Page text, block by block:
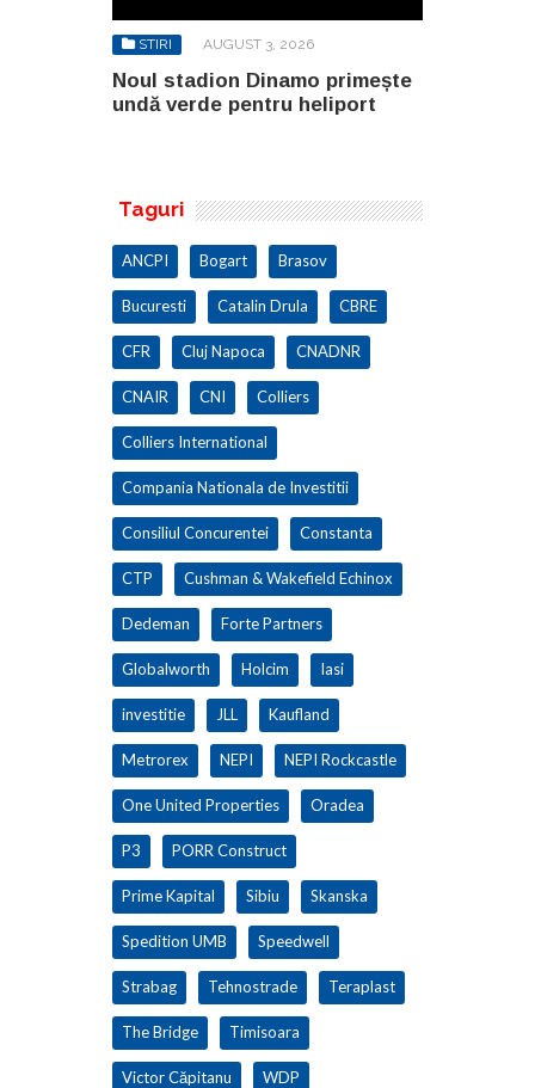
STIRI AUGUST 3, 2026
Noul stadion Dinamo primește
undă verde pentru heliport
Taguri
ANCPI Bogart Brasov
Bucuresti Catalin Drula CBRE
CFR Cluj Napoca CNADNR
CNAIR CNI Colliers
Colliers International
Compania Nationala de Investitii
Consiliul Concurentei Constanta
CTP Cushman & Wakefield Echinox
Dedeman Forte Partners
Globalworth Holcim Iasi
investitie JLL Kaufland
Metrorex NEPI NEPI Rockcastle
One United Properties Oradea
P3 PORR Construct
Prime Kapital Sibiu Skanska
Spedition UMB Speedwell
Strabag Tehnostrade Teraplast
The Bridge Timisoara
Victor Căpitanu WDP